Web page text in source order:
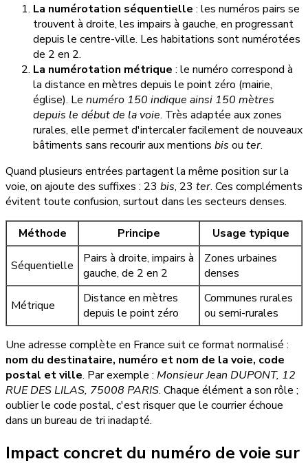
La numérotation séquentielle : les numéros pairs se
trouvent à droite, les impairs à gauche, en progressant
depuis le centre-ville. Les habitations sont numérotées
de 2 en 2.
La numérotation métrique : le numéro correspond à
la distance en mètres depuis le point zéro (mairie,
église). Le numéro 150 indique ainsi 150 mètres
depuis le début de la voie. Très adaptée aux zones
rurales, elle permet d'intercaler facilement de nouveaux
bâtiments sans recourir aux mentions bis ou ter.
Quand plusieurs entrées partagent la même position sur la
voie, on ajoute des suffixes : 23 bis, 23 ter. Ces compléments
évitent toute confusion, surtout dans les secteurs denses.
Méthode Principe Usage typique
Séquentielle
Pairs à droite, impairs à
gauche, de 2 en 2
Zones urbaines
denses
Métrique
Distance en mètres
depuis le point zéro
Communes rurales
ou semi-rurales
Une adresse complète en France suit ce format normalisé :
nom du destinataire, numéro et nom de la voie, code
postal et ville. Par exemple : Monsieur Jean DUPONT, 12
RUE DES LILAS, 75008 PARIS. Chaque élément a son rôle ;
oublier le code postal, c'est risquer que le courrier échoue
dans un bureau de tri inadapté.
Impact concret du numéro de voie sur